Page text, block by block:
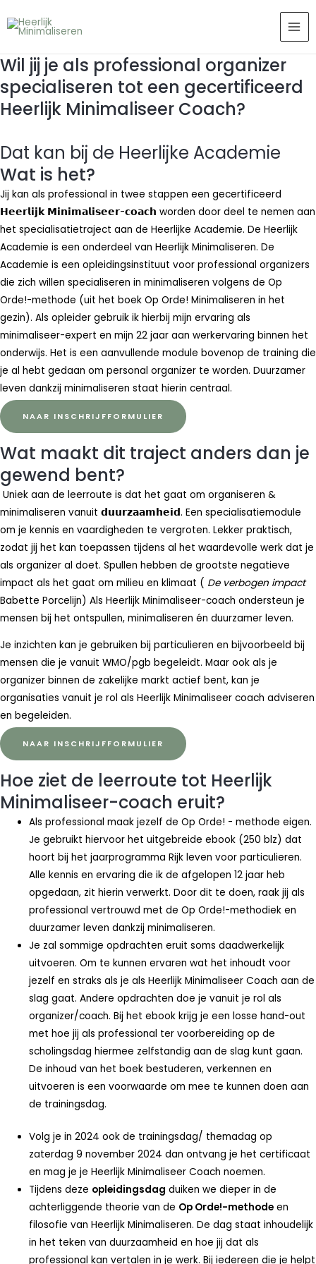
naar
inhoud
Wil jij je als professional organizer
specialiseren tot een gecertificeerd
Heerlijk Minimaliseer Coach?
Dat kan bij de Heerlijke Academie
Wat is het?
Jij kan als professional in twee stappen een gecertificeerd
𝗛𝗲𝗲𝗿𝗹𝗶𝗷𝗸 𝗠𝗶𝗻𝗶𝗺𝗮𝗹𝗶𝘀𝗲𝗲𝗿-𝗰𝗼𝗮𝗰𝗵 worden door deel te nemen aan
het specialisatietraject aan de Heerlijke Academie. De Heerlijk
Academie is een onderdeel van Heerlijk Minimaliseren. De
Academie is een opleidingsinstituut voor professional organizers
die zich willen specialiseren in minimaliseren volgens de Op
Orde!-methode (uit het boek Op Orde! Minimaliseren in het
gezin). Als opleider gebruik ik hierbij mijn ervaring als
minimaliseer-expert en mijn 22 jaar aan werkervaring binnen het
onderwijs. Het is een aanvullende module bovenop de training die
je al hebt gedaan om personal organizer te worden. Duurzamer
leven dankzij minimaliseren staat hierin centraal.
NAAR INSCHRIJFFORMULIER
Wat maakt dit traject anders dan je
gewend bent?
Uniek aan de leerroute is dat het gaat om organiseren &
minimaliseren vanuit 𝗱𝘂𝘂𝗿𝘇𝗮𝗮𝗺𝗵𝗲𝗶𝗱. Een specialisatiemodule
om je kennis en vaardigheden te vergroten. Lekker praktisch,
zodat jij het kan toepassen tijdens al het waardevolle werk dat je
als organizer al doet. Spullen hebben de grootste negatieve
impact als het gaat om milieu en klimaat ( De verbogen impact
Babette Porcelijn) Als Heerlijk Minimaliseer-coach ondersteun je
mensen bij het ontspullen, minimaliseren én duurzamer leven.
Je inzichten kan je gebruiken bij particulieren en bijvoorbeeld bij
mensen die je vanuit WMO/pgb begeleidt. Maar ook als je
organizer binnen de zakelijke markt actief bent, kan je
organisaties vanuit je rol als Heerlijk Minimaliseer coach adviseren
en begeleiden.
NAAR INSCHRIJFFORMULIER
Hoe ziet de leerroute tot Heerlijk
Minimaliseer-coach eruit?
Als professional maak jezelf de Op Orde! - methode eigen.
Je gebruikt hiervoor het uitgebreide ebook (250 blz) dat
hoort bij het jaarprogramma Rijk leven voor particulieren.
Alle kennis en ervaring die ik de afgelopen 12 jaar heb
opgedaan, zit hierin verwerkt. Door dit te doen, raak jij als
professional vertrouwd met de Op Orde!-methodiek en
duurzamer leven dankzij minimaliseren.
Je zal sommige opdrachten eruit soms daadwerkelijk
uitvoeren. Om te kunnen ervaren wat het inhoudt voor
jezelf en straks als je als Heerlijk Minimaliseer Coach aan de
slag gaat. Andere opdrachten doe je vanuit je rol als
organizer/coach. Bij het ebook krijg je een losse hand-out
met hoe jij als professional ter voorbereiding op de
scholingsdag hiermee zelfstandig aan de slag kunt gaan.
De inhoud van het boek bestuderen, verkennen en
uitvoeren is een voorwaarde om mee te kunnen doen aan
de trainingsdag.
Volg je in 2024 ook de trainingsdag/ themadag op
zaterdag 9 november 2024 dan ontvang je het certificaat
en mag je je Heerlijk Minimaliseer Coach noemen.
Tijdens deze opleidingsdag duiken we dieper in de
achterliggende theorie van de Op Orde!-methode en
filosofie van Heerlijk Minimaliseren. De dag staat inhoudelijk
in het teken van duurzaamheid en hoe jij dat als
professional kan vertalen in je werk. Bij iedereen die je helpt